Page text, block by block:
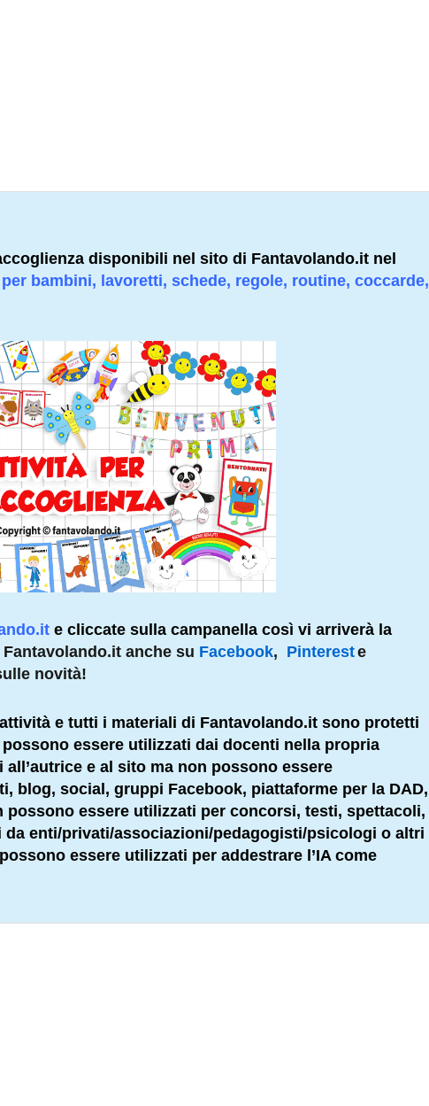
disponibili nel sito di Fantavolando.it nel
bambini, lavoretti, schede, regole, routine, coccarde,
e cliccate sulla campanella così vi arriverà la
anche su Facebook, Pintereste
novità!
e tutti i materiali di Fantavolando.it sono protetti
essere utilizzati dai docenti nella propria
e al sito ma non possono essere
blog, social, gruppi Facebook, piattaforme per la DAD,
possono essere utilizzati per concorsi, testi, spettacoli,
enti/privati/associazioni/pedagogisti/psicologi o altri
essere utilizzati per addestrare l’IA come